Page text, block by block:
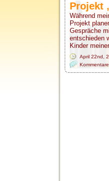
Projekt
Während
Projekt
Gespräche
entschieden
Kinder
April 22nd,